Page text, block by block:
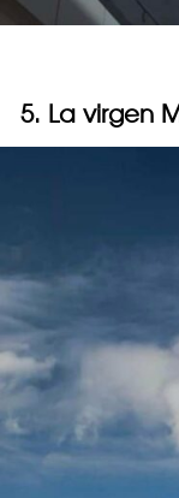
5. La virgen